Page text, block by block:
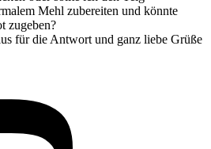
Mehl zubereiten und könnte
zugeben?
für die Antwort und ganz liebe Grüße